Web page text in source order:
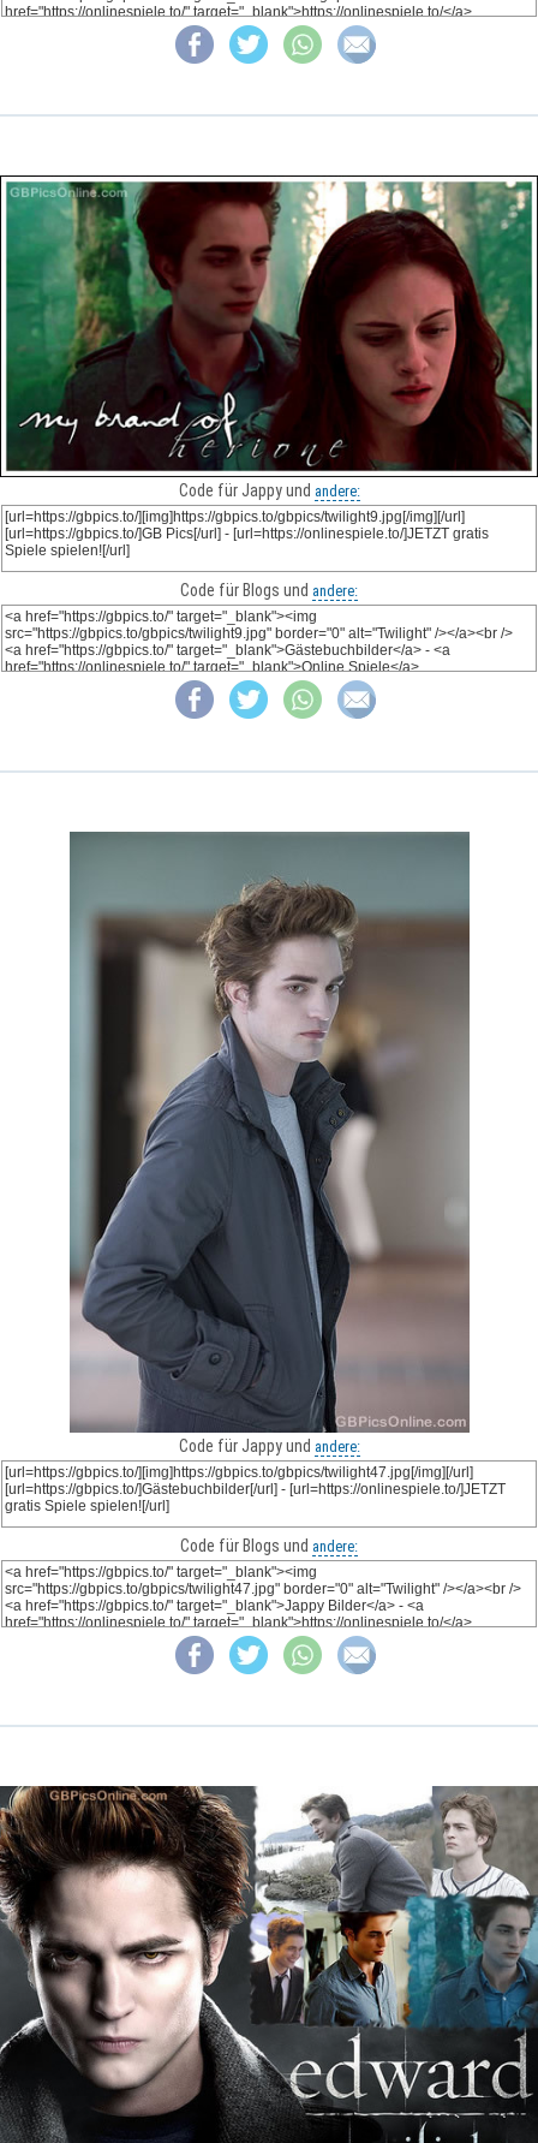
Code für Jappy und andere:
Code für Blogs und andere:
Code für Jappy und andere:
Code für Blogs und andere: